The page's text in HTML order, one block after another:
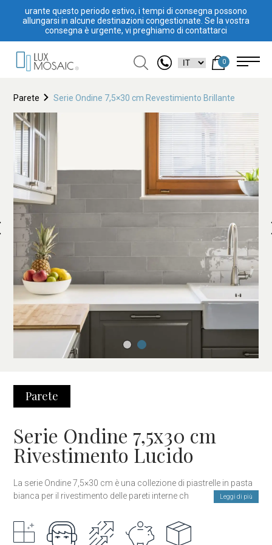
urante questo periodo estivo, i tempi di consegna possono
allungarsi in alcune destinazioni congestionate. Se la vostra
consegna è urgente, vi preghiamo di contattarci
0
Parete Serie Ondine 7,5×30 cm Revestimiento Brillante
Parete
Serie Ondine 7,5x30 cm
Rivestimento Lucido
La serie Ondine 7,5×30 cm è una collezione di piastrelle in pasta
bianca per il rivestimento delle pareti interne che si distingue per
ispirata alle piastrelle ceramiche classiche. Il suo design dona
calore, personalità e un fascino senza tempo a qualsiasi
Leggi di più